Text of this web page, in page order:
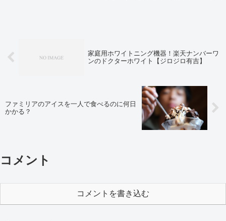
家庭用ホワイトニング機器！楽天ナンバーワ
ンのドクターホワイト【ジロジロ有吉】
ファミリアのアイスを一人で食べるのに何日
かかる？
コメント
コメントを書き込む